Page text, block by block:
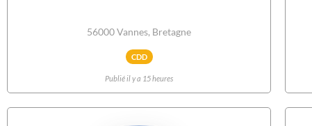
56000 Vannes, Bretagne
CDD
Publié il y a 15 heures